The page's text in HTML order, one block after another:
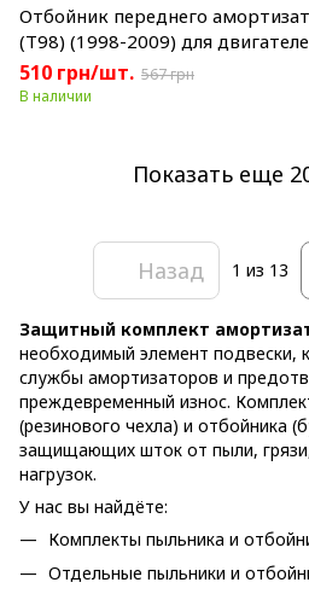
Отбойник переднего
(T98) (1998-2009) для
510 грн/шт. 567 грн
В наличии
Показать еще
Назад 1 из 13
Защитный комплект
необходимый элемент подвески,
службы амортизаторов и
преждевременный износ.
(резинового чехла) и отбойника
защищающих шток от пыли,
нагрузок.
У нас вы найдёте:
Комплекты пыльника и
Отдельные пыльники и